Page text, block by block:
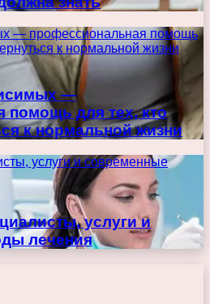
— профессиональная помощь
к нормальной жизни
—
помощь для тех, кто
к нормальной жизни
услуги и современные
услуги и
лечения